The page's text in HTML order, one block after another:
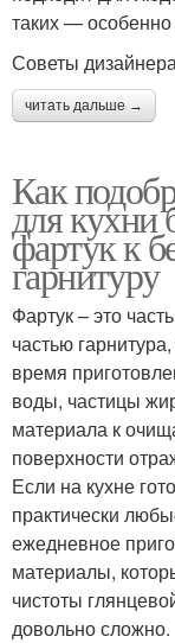
таких —
Советы
читать дальше →
Как
для кухни
фартук к
гарнитуру
Фартук – это
частью
время
воды, частицы
материала к
поверхности
Если на кухне
практически
ежедневное
материалы,
чистоты
довольно сложно.